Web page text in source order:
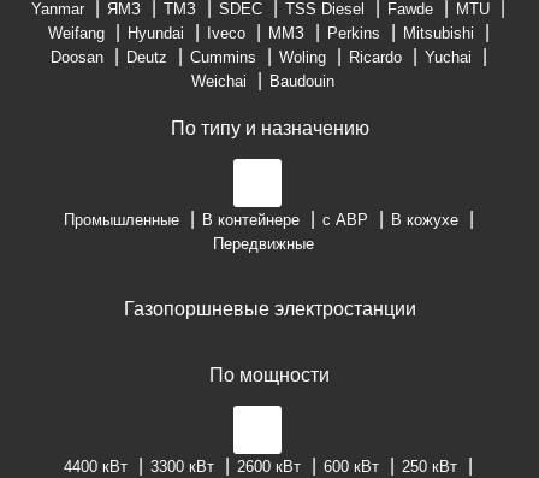
Yanmar
ЯМЗ ТМЗ SDEC TSS Diesel Fawde
MTU
Weifang
Hyundai Iveco ММЗ Perkins
Mitsubishi
Doosan
Deutz Cummins Woling Ricardo
Yuchai
Weichai
Baudouin
По типу и назначению
Промышленные В контейнере с АВР
В кожухе
Передвижные
Газопоршневые электростанции
По мощности
4400 кВт 3300 кВт 2600 кВт 600 кВт
250 кВт